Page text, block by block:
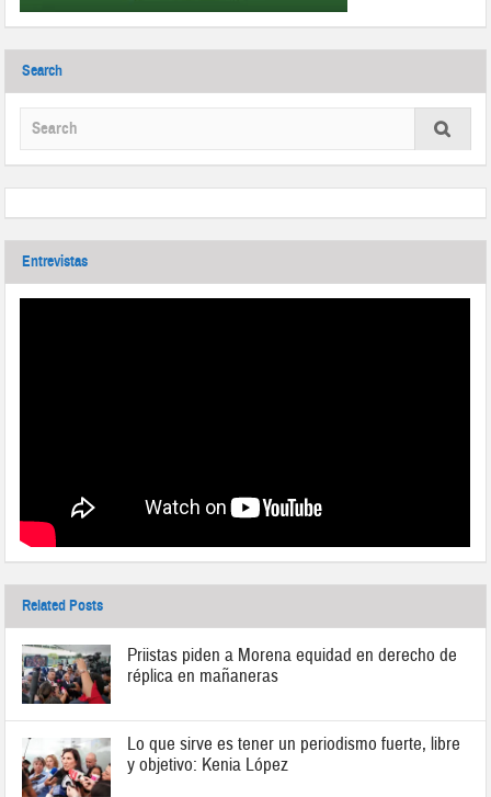
Search
Entrevistas
Related Posts
Priistas piden a Morena equidad en derecho de
réplica en mañaneras
Lo que sirve es tener un periodismo fuerte, libre
y objetivo: Kenia López